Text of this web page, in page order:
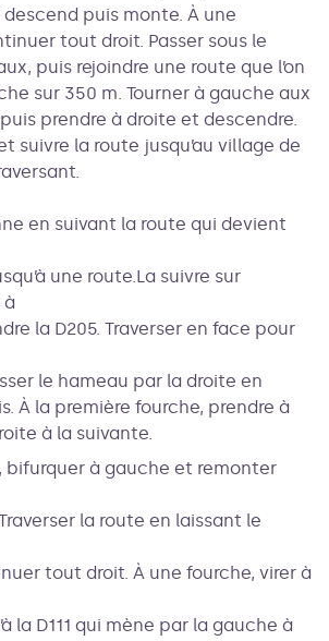
puis monte. À une
tout droit. Passer sous le
puis rejoindre une route que l’on
sur 350 m. Tourner à gauche aux
puis prendre à droite et descendre.
suivre la route jusqu’au village de
en suivant la route qui devient
une route.La suivre sur
à
la D205. Traverser en face pour
le hameau par la droite en
À la première fourche, prendre à
à la suivante.
bifurquer à gauche et remonter
la route en laissant le
tout droit. À une fourche, virer à
la D111 qui mène par la gauche à